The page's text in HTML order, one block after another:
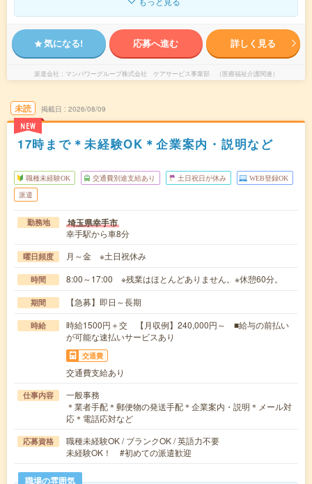
気になる! 応募へ進む 詳しく見る
派遣会社 マンパワーグループ株式会社 ケアサービス事業部 （医療福祉介護関連）
未読
NEW
掲載日 2026/08/09
17時まで＊未経験OK＊企業案内・説明など
職種未経験OK 交通費別途支給あり 土日祝日が休み WEB登録OK
派遣
勤務地 埼玉県幸手市
幸手駅から車8分
曜日頻度 月～金 ※土日祝休み
時間 8:00～17:00 ※残業はほとんどありません。※休憩60分。
期間 【急募】即日～長期
時給
時給1500円＋交 【月収例】240,000円～ ■給与の前払い
が可能な速払いサービスあり
交通費
交通費支給あり
仕事内容
一般事務
＊業者手配＊郵便物の発送手配＊企業案内・説明＊メール対
応＊電話応対など
応募資格
職種未経験OK / ブランクOK / 英語力不要
未経験OK！ #初めての派遣歓迎
職場の雰囲気